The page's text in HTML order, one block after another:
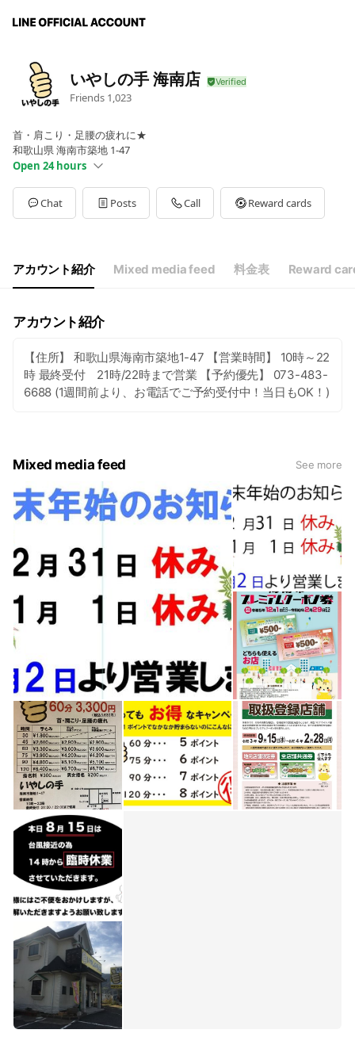
いやしの手 海南店
Friends 1,023
首・肩こり・足腰の疲れに★
和歌山県 海南市築地 1-47
Open 24 hours
Sun00:00 - 00:00
Mon00:00 - 00:00
Tue
00:00 - 00:00
Sat00:00 - 00:00
10時～22時
Chat Posts Call Reward cards
アカウント紹介 Mixed media feed 料金表 Reward
アカウント紹介
【住所】 和歌山県海南市築地1-47 【営業時間】 10時～22
時 最終受付 21時/22時まで営業 【予約優先】 073-483-
6688 (1週間前より、お電話でご予約受付中！当日もOK！)
Mixed media feed See more